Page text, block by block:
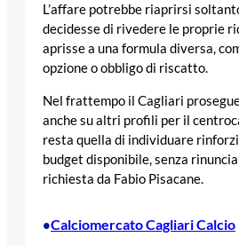
L’affare potrebbe riaprirsi
decidesse di rivedere le proprie
aprisse a una formula diversa,
opzione o obbligo di riscatto.
Nel frattempo il Cagliari
anche su altri profili per il
resta quella di individuare
budget disponibile, senza
richiesta da Fabio Pisacane.
•Calciomercato Cagliari Calcio